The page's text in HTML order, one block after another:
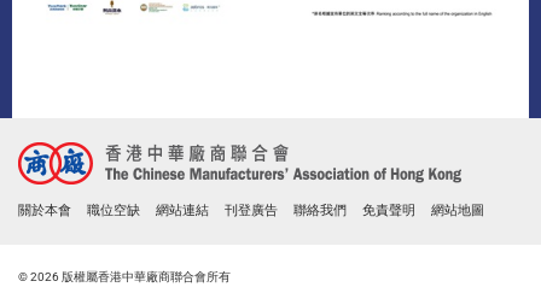
關於本會 職位空缺 網站連結 刊登廣告 聯絡我們 免責聲明 網站地圖
© 2026 版權屬香港中華廠商聯合會所有